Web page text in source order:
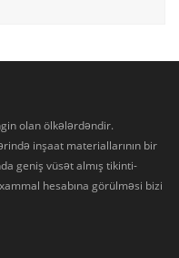
olan ölkələrdəndir.
inşaat materiallarının bir
geniş vüsət almış tikinti-
hesabına görülməsi bizi